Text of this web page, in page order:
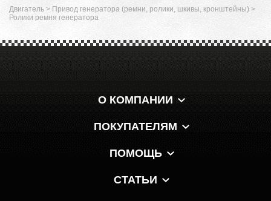
Двигатель > Привод генератора (ремни, ролики, шкивы, кронштейны) >
Ролики ремня генератора
О КОМПАНИИ
ПОКУПАТЕЛЯМ
ПОМОЩЬ
СТАТЬИ